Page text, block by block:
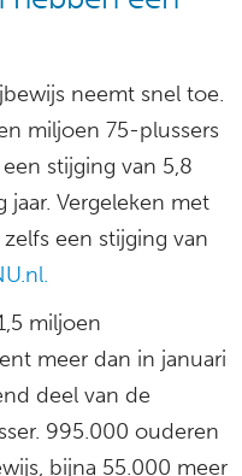
neemt snel toe.
miljoen 75-plussers
stijging van 5,8
Vergeleken met
zelfs een stijging van
miljoen
meer dan in januari
deel van de
995.000 ouderen
bijna 55.000 meer